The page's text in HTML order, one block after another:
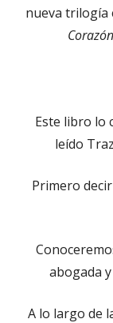
nueva trilogía
Este libro lo
leído
Primero
abogada
A lo largo de